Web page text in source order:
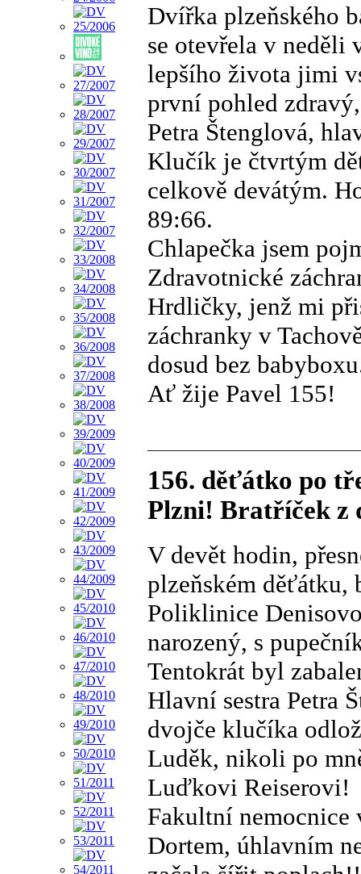
Dvířka plzeňského
se otevřela v neděli
lepšího života jimi
první pohled
Petra Štenglová,
Klučík je čtvrtým
celkově devátým.
89:66.
Chlapečka jsem
Zdravotnické
Hrdličky, jenž mi
záchranky v
dosud bez
Ať žije Pavel 155!
156. děťátko po
Plzni! Bratříček z
V devět hodin,
plzeňském děťátku,
Poliklinice
narozený, s
Tentokrát byl
Hlavní sestra Petra
dvojče klučíka
Luděk, nikoli po
Luďkovi Reiserovi!
Fakultní nemocnice
Dortem, úhlavním